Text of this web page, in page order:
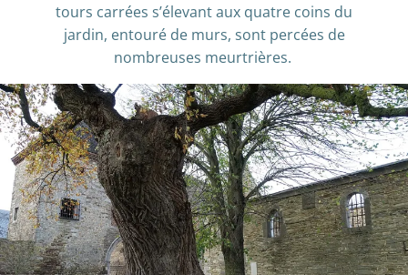
tours carrées s’élevant aux quatre coins du
jardin, entouré de murs, sont percées de
nombreuses meurtrières.